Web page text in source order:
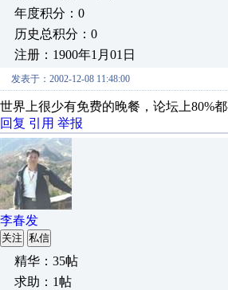
年度积分：0
历史总积分：0
注册：1900年1月01日
发表于：2002-12-08 11:48:00
世界上很少有免费的晚餐，论坛上80%都
回复 引用 举报
李春发
关注 私信
精华：35帖
求助：1帖